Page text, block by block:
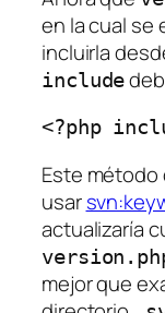
en la cual se
incluirla
include
Este método
usar
actualizaría
mejor que